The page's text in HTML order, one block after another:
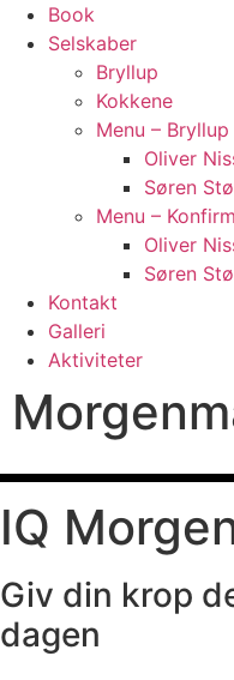
Book
Selskaber
Bryllup
Kokkene
Menu – Bryllup
Oliver
Søren
Menu –
Oliver
Søren
Kontakt
Galleri
Aktiviteter
IQ
Giv din krop
dagen